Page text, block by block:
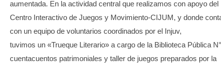
aumentada. En la actividad central que realizamos con apoyo del
Centro Interactivo de Juegos y Movimiento-CIJUM, y donde
con un equipo de voluntarios coordinados por el Injuv,
tuvimos un «Trueque Literario» a cargo de la Biblioteca Pública
cuentacuentos patrimoniales y taller de juegos preparados por la